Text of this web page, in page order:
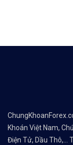
Khoán Việt Nam,
Điện Tử, Dầu Thô,...